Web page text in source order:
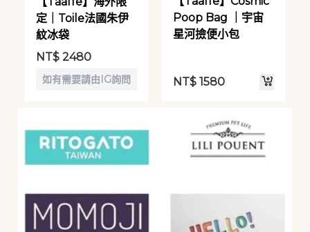
定｜Toile法國朱伊
紋冰袋
NT$ 2480
如有需要請由IG詢問
Poop Bag ｜宇宙
星河撿便小包
NT$1580